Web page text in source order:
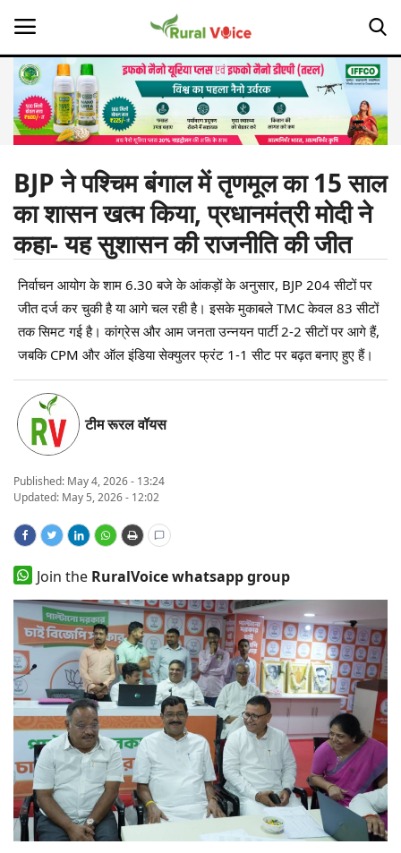
Home
Contact
About Us
Leadership Profiles
Opinion
Politics
Magazine
States
Events
Agritech
Cooperatives
International
Rural Dialogue
Ground Report
Rural Connect
Gallery
BJP ने पश्चिम बंगाल में तृणमूल का 15 साल
का शासन खत्म किया, प्रधानमंत्री मोदी ने
कहा- यह सुशासन की राजनीति की जीत
निर्वाचन आयोग के शाम 6.30 बजे के आंकड़ों के अनुसार, BJP 204 सीटों पर
जीत दर्ज कर चुकी है या आगे चल रही है। इसके मुकाबले TMC केवल 83 सीटों
तक सिमट गई है। कांग्रेस और आम जनता उन्नयन पार्टी 2-2 सीटों पर आगे हैं,
जबकि CPM और ऑल इंडिया सेक्युलर फ्रंट 1-1 सीट पर बढ़त बनाए हुए हैं।
टीम रूरल वॉयस
Published: May 4, 2026 - 13:24
Updated: May 5, 2026 - 12:02
Join the RuralVoice whatsapp group